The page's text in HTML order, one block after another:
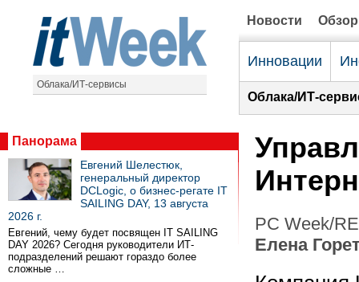
Облака/ИТ-сервисы
Новости
Инновации
Облака/ИТ-
Панорама
Евгений Шелестюк,
генеральный директор
DCLogic, о бизнес-регате IT
SAILING DAY, 13 августа
2026 г.
Евгений, чему будет посвящен IT SAILING
DAY 2026? Сегодня руководители ИТ-
подразделений решают гораздо более
сложные …
PC Week/
Елена